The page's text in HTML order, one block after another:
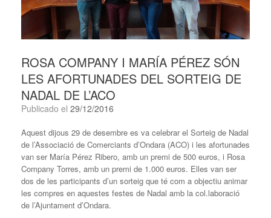
ROSA COMPANY I MARÍA PÉREZ SÓN
LES AFORTUNADES DEL SORTEIG DE
NADAL DE L’ACO
Publicado el 29/12/2016
Aquest dijous 29 de desembre es va celebrar el Sorteig de Nadal
de l’Associació de Comerciants d’Ondara (ACO) i les afortunades
van ser María Pérez Ribero, amb un premi de 500 euros, i Rosa
Company Torres, amb un premi de 1.000 euros. Elles van ser
dos de les participants d’un sorteig que té com a objectiu animar
les compres en aquestes festes de Nadal amb la col.laboració
de l’Ajuntament d’Ondara.